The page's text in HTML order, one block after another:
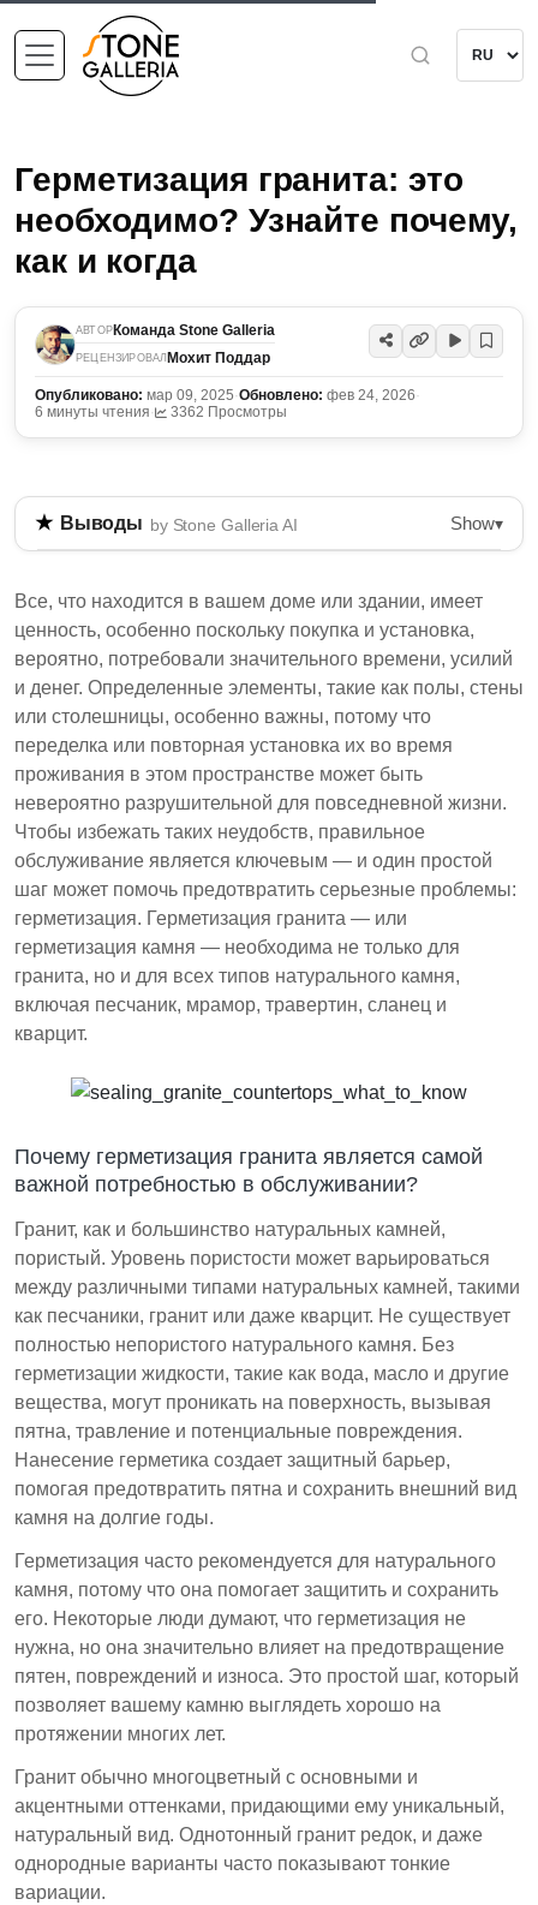
Герметизация гранита: это
необходимо? Узнайте почему,
как и когда
АВТОР Команда Stone Galleria
РЕЦЕНЗИРОВАЛ Мохит Поддар
Опубликовано: мар 09, 2025·Обновлено: фев 24, 2026·
6 минуты чтения· 3362 Просмотры
Выводы by Stone Galleria AI Show▾
натуральных камней имеет решающее значение
для предотвращения повреждений и пятен.
Герметизация является важным шагом,
создающим защитный барьер, сохраняющим
внешний вид камня. Для различных типов гранита
могут потребоваться разные герметики из-за их
уникального состава.
Гранит и натуральные камни пористые, что
делает герметизацию важной для
предотвращения пятен и повреждений.
Нет единого герметика, который подходит для
всего гранита; необходимо тестирование,
чтобы найти правильное соответствие.
Рекомендуется регулярная герметизация
каждые 1-3 года в зависимости от
использования для поддержания гранитных
столешниц.
Герметизация гранитных столешниц жизненно
важна для их долговечности и внешнего вида,
Все, что находится в вашем доме или здании, имеет
ценность, особенно поскольку покупка и установка,
вероятно, потребовали значительного времени, усилий
и денег. Определенные элементы, такие как полы, стены
или столешницы, особенно важны, потому что
переделка или повторная установка их во время
проживания в этом пространстве может быть
невероятно разрушительной для повседневной жизни.
Чтобы избежать таких неудобств, правильное
обслуживание является ключевым — и один простой
шаг может помочь предотвратить серьезные проблемы:
герметизация. Герметизация гранита — или
герметизация камня — необходима не только для
гранита, но и для всех типов натурального камня,
включая песчаник, мрамор, травертин, сланец и
кварцит.
Почему герметизация гранита является самой
важной потребностью в обслуживании?
Гранит, как и большинство натуральных камней,
пористый. Уровень пористости может варьироваться
между различными типами натуральных камней, такими
как песчаники, гранит или даже кварцит. Не существует
полностью непористого натурального камня. Без
герметизации жидкости, такие как вода, масло и другие
вещества, могут проникать на поверхность, вызывая
пятна, травление и потенциальные повреждения.
Нанесение герметика создает защитный барьер,
помогая предотвратить пятна и сохранить внешний вид
камня на долгие годы.
Герметизация часто рекомендуется для натурального
камня, потому что она помогает защитить и сохранить
его. Некоторые люди думают, что герметизация не
нужна, но она значительно влияет на предотвращение
пятен, повреждений и износа. Это простой шаг, который
позволяет вашему камню выглядеть хорошо на
протяжении многих лет.
Гранит обычно многоцветный с основными и
акцентными оттенками, придающими ему уникальный,
натуральный вид. Однотонный гранит редок, и даже
однородные варианты часто показывают тонкие
вариации.